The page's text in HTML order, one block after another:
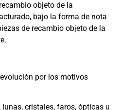
objeto de la
bajo la forma de nota
de recambio objeto de la
por los motivos
lunas, cristales, faros, ópticas u